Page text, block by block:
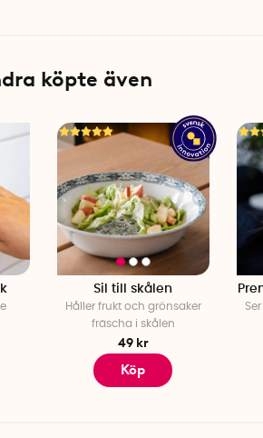
köpte även
Sil till skålen
Håller frukt och grönsaker
fräscha i skålen
49 kr
Köp